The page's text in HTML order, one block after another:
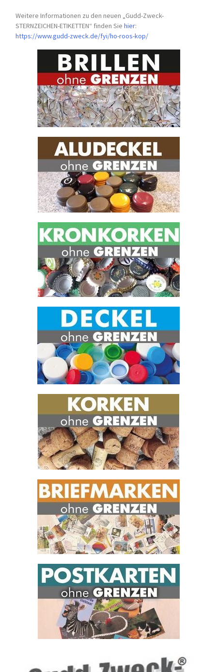
Weitere Informationen zu den neuen „Gudd-Zweck-
STERNZEICHEN-ETIKETTEN“ finden Siehier:
https://www.gudd-zweck.de/fyi/ho-roos-kop/